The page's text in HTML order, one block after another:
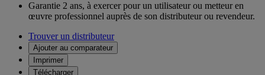
Garantie 2 ans, à exercer pour un utilisateur ou metteur en
œuvre professionnel auprès de son distributeur ou revendeur.
Trouver un distributeur
Ajouter au comparateur
Imprimer
Télécharger